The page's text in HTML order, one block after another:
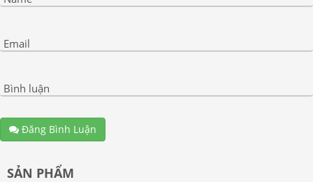
Email
Bình luận
Đăng Bình Luận
SẢN PHẨM